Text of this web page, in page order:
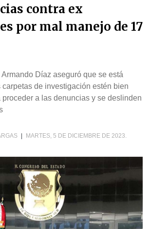
contra ex
por mal manejo de 17
Díaz aseguró que se está
carpetas de investigación estén bien
proceder a las denuncias y se deslinden
MARTES, 5 DE DICIEMBRE DE 2023.